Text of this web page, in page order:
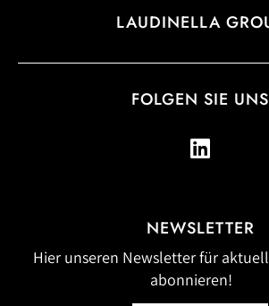
LAUDINELLA
FOLGEN SIE UNS
NEWSLETTER
Hier unseren Newsletter für
abonnieren!